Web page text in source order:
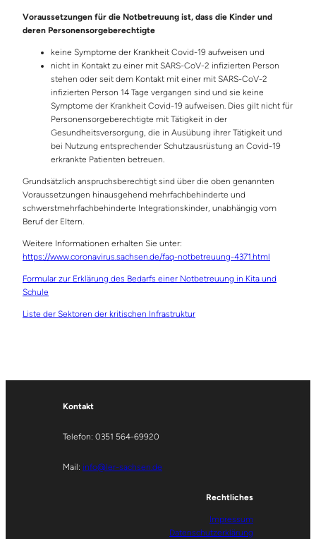
Voraussetzungen für die Notbetreuung ist, dass die Kinder und
deren Personensorgeberechtigte
keine Symptome der Krankheit Covid-19 aufweisen und
nicht in Kontakt zu einer mit SARS-CoV-2 infizierten Person
stehen oder seit dem Kontakt mit einer mit SARS-CoV-2
infizierten Person 14 Tage vergangen sind und sie keine
Symptome der Krankheit Covid-19 aufweisen. Dies gilt nicht für
Personensorgeberechtigte mit Tätigkeit in der
Gesundheitsversorgung, die in Ausübung ihrer Tätigkeit und
bei Nutzung entsprechender Schutzausrüstung an Covid-19
erkrankte Patienten betreuen.
Grundsätzlich anspruchsberechtigt sind über die oben genannten
Voraussetzungen hinausgehend mehrfachbehinderte und
schwerstmehrfachbehinderte Integrationskinder, unabhängig vom
Beruf der Eltern.
Weitere Informationen erhalten Sie unter:
https://www.coronavirus.sachsen.de/faq-notbetreuung-4371.html
Formular zur Erklärung des Bedarfs einer Notbetreuung in Kita und
Schule
Liste der Sektoren der kritischen Infrastruktur
Kontakt
Telefon: 0351 564-69920
Mail: info@ler-sachsen.de
Rechtliches
Impressum
Datenschutzerklärung